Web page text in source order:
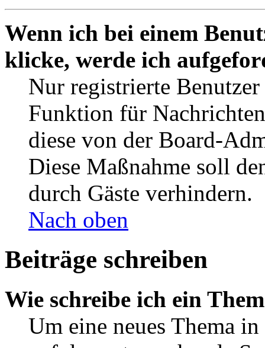
Wenn ich bei einem
klicke, werde ich
Nur registrierte
Funktion für
diese von der Board-
Diese Maßnahme soll
durch Gäste verhindern.
Nach oben
Beiträge schreiben
Wie schreibe ich ein
Um eine neues Thema